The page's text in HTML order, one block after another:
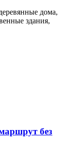
дома,
здания,
без